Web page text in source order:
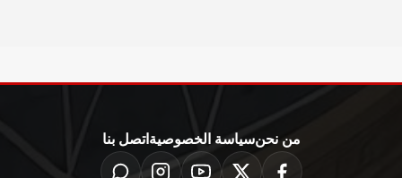
من نحنسياسة الخصوصية اتصل بنا